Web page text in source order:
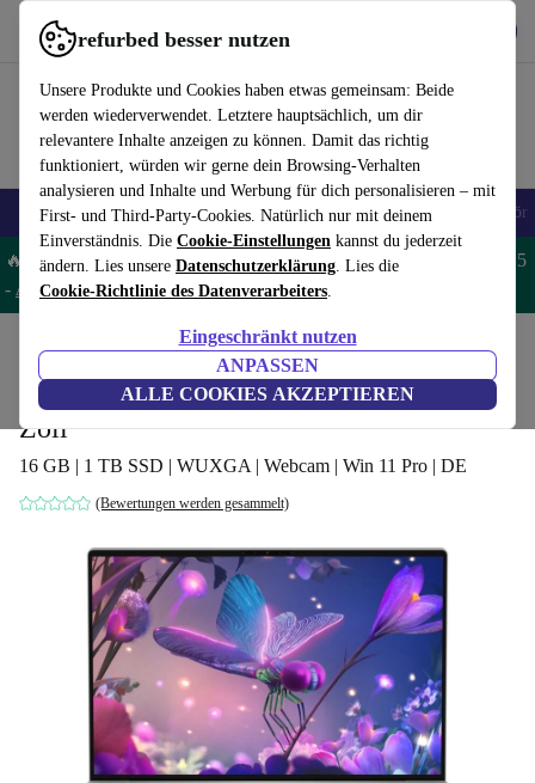
refurbed besser nutzen
Unsere Produkte und Cookies haben etwas gemeinsam: Beide
werden wiederverwendet. Letztere hauptsächlich, um dir
relevantere Inhalte anzeigen zu können. Damit das richtig
funktioniert, würden wir gerne dein Browsing-Verhalten
analysieren und Inhalte und Werbung für dich personalisieren – mit
First- und Third-Party-Cookies. Natürlich nur mit deinem
Einverständnis. Die Cookie-Einstellungen kannst du jederzeit
ändern. Lies unsere Datenschutzerklärung. Lies die
Cookie-Richtlinie des Datenverarbeiters.
Eingeschränkt nutzen
ANPASSEN
ALLE COOKIES AKZEPTIEREN
refurbed schnell und einfach nutzen
🎒 Back to school Handys Laptops Tablets Smartwatches Zubehör
🔥 Spare 5% EXTRA auf MacBooks und iPads – Code: MACPAD5
- AGB
Laptops Dell Laptops
Dell XPS 13 Plus 9320 | i5-1240P | 13.4-
Zoll
16 GB | 1 TB SSD | WUXGA | Webcam | Win 11 Pro | DE
(Bewertungen werden gesammelt)